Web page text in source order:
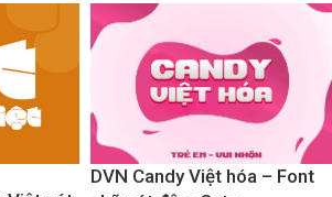
DVN Candy Việt hóa – Font